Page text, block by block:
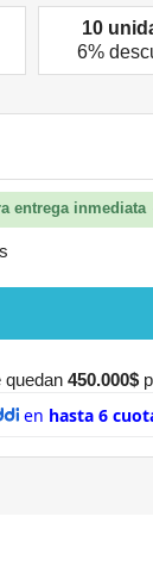
10
6%
entrega inmediata
quedan450.000$